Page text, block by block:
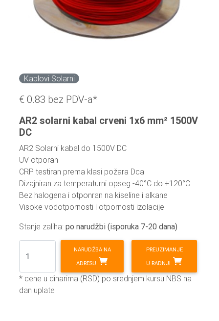
Kablovi Solarni
€ 0.83 bez PDV-a*
AR2 solarni kabal crveni 1x6 mm² 1500V
DC
AR2 Solarni kabal do 1500V DC
UV otporan
CRP testiran prema klasi požara Dca
Dizajniran za temperaturni opseg -40°C do +120°C
Bez halogena i otponran na kiseline i alkane
Visoke vodotpornosti i otpornosti izolacije
Stanje zaliha: po narudžbi (isporuka 7-20 dana)
NARUDŽBA NA
ADRESU
PREUZIMANJE
U RADNJI
* cene u dinarima (RSD) po srednjem kursu NBS na
dan uplate